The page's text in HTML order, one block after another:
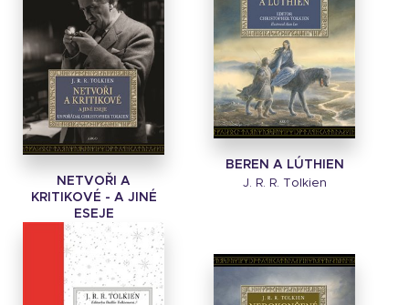
NETVOŘI A
KRITIKOVÉ - A JINÉ
ESEJE
J. R. R. Tolkien
BEREN A LÚTHIEN
J. R. R. Tolkien